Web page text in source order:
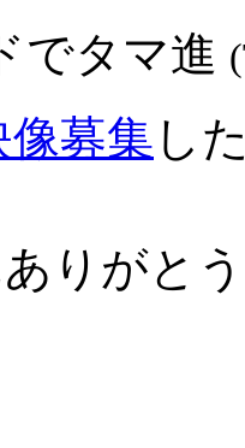
でタマ進
像募集 し
りがと